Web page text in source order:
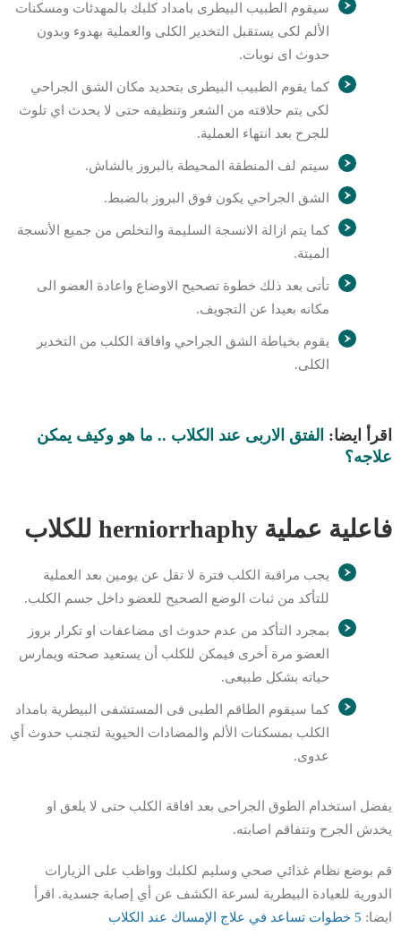
سيقوم الطبيب البيطرى بامداد كلبك بالمهدئات ومسكنات
الألم لكى يستقبل التخدير الكلى والعملية بهدوء وبدون
حدوث اى نوبات.
كما يقوم الطبيب البيطرى بتحديد مكان الشق الجراحي
لكى يتم حلاقته من الشعر وتنظيفه حتى لا يحدث اي تلوث
للجرح بعد انتهاء العملية.
سيتم لف المنطقة المحيطة بالبروز بالشاش.
الشق الجراحي يكون فوق البروز بالضبط.
كما يتم ازالة الانسجة السليمة والتخلص من جميع الأنسجة
الميتة.
تأتى بعد ذلك خطوة تصحيح الاوضاع واعادة العضو الى
مكانه بعيدا عن التجويف.
يقوم بخياطة الشق الجراحي وافاقة الكلب من التخدير
الكلى.
اقرأ ايضا: الفتق الاربى عند الكلاب .. ما هو وكيف يمكن
علاجه؟
فاعلية عملية herniorrhaphy للكلاب
يجب مراقبة الكلب فترة لا تقل عن يومين بعد العملية
للتأكد من ثبات الوضع الصحيح للعضو داخل جسم الكلب.
بمجرد التأكد من عدم حدوث اى مضاعفات او تكرار بروز
العضو مرة أخرى فيمكن للكلب أن يستعيد صحته ويمارس
حياته بشكل طبيعى.
كما سيقوم الطاقم الطبى فى المستشفى البيطرية بامداد
الكلب بمسكنات الألم والمضادات الحيوية لتجنب حدوث أي
عدوى.
يفضل استخدام الطوق الجراحى بعد افاقة الكلب حتى لا يلعق او
يخدش الجرح وتتفاقم اصابته.
قم بوضع نظام غذائي صحي وسليم لكلبك وواظب على الزيارات
الدورية للعيادة البيطرية لسرعة الكشف عن أي إصابة جسدية. اقرأ
ايضا: 5 خطوات تساعد في علاج الإمساك عند الكلاب